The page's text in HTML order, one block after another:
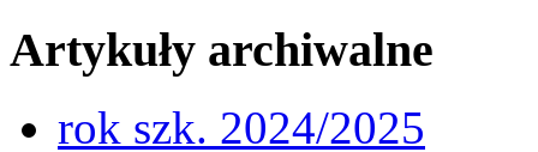
Artykuły archiwalne
rok szk. 2024/2025